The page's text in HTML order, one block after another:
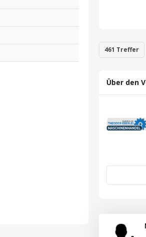
461 Treffer
Über den